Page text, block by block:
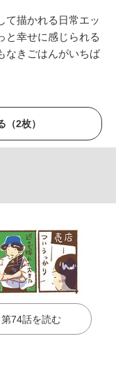
て描かれる日常エッ
と幸せに感じられる
なきごはんがいちば
2枚）
第74話を読む